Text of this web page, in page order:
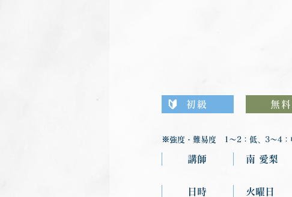
初級
🔰 無料
※強度・難易度 1〜2：低、3〜4：
講師 南 愛梨
日時 火曜日